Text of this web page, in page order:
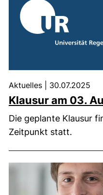
Klausur am 03.
Aktuelles 30.07.2025
Die geplante Klausur
Zeitpunkt statt.